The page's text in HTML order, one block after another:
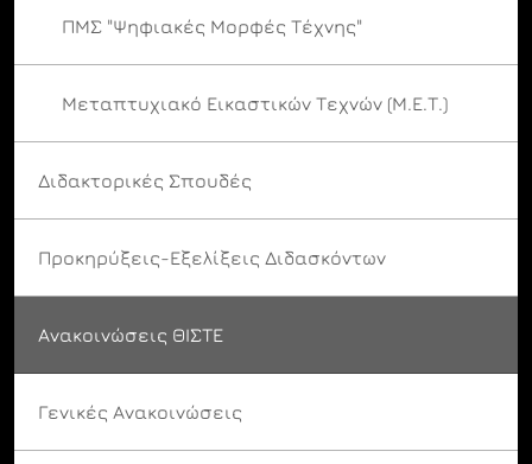
ΠΜΣ "Ψηφιακές Μορφές Τέχνης"
Μεταπτυχιακό Εικαστικών Τεχνών (Μ.Ε.Τ.)
Διδακτορικές Σπουδές
Προκηρύξεις-Εξελίξεις Διδασκόντων
Ανακοινώσεις ΘΙΣΤΕ
Γενικές Ανακοινώσεις